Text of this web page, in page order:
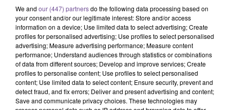
La société SO ALU, basée à Condat-sur-Vienne, spécialisé
dans la pose de gouttières en Aluminium et avant-toit en alu
ou en PVC recherche un poseur (H/F). Il s’agit d’un CDI de
We and our (447) partnersdo the following data processing based on
your consent and/or our legitimate interest: Store and/or access
information on a device; Use limited data to select advertising; Create
profiles for personalised advertising; Use profiles to select personalised
advertising; Measure advertising performance; Measure content
performance; Understand audiences through statistics or combinations
of data from different sources; Develop and improve services; Create
profiles to personalise content; Use profiles to select personalised
content; Use limited data to select content; Ensure security, prevent and
detect fraud, and fix errors; Deliver and present advertising and content;
Save and communicate privacy choices. These technologies may